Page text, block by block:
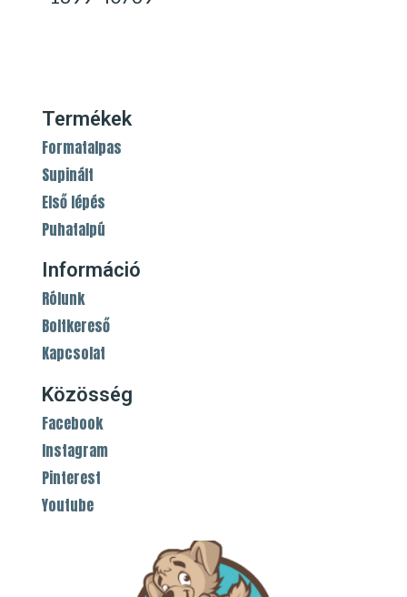
Termékek
Formatalpas
Supinált
Első lépés
Puhatalpú
Információ
Rólunk
Boltkereső
Kapcsolat
Közösség
Facebook
Instagram
Pinterest
Youtube